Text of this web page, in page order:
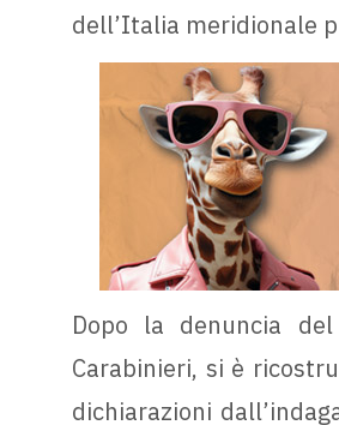
dell’Italia meridionale
Dopo la denuncia
Carabinieri, si è
dichiarazioni